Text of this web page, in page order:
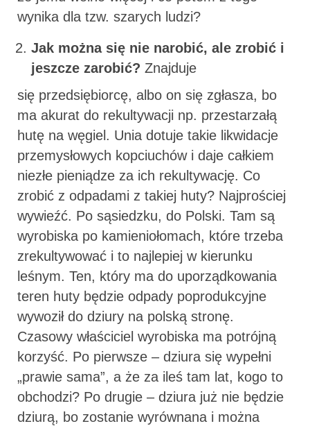
wynika dla tzw. szarych ludzi?
Jak można się nie narobić, ale zrobić i
jeszcze zarobić? Znajduje
się przedsiębiorcę, albo on się zgłasza, bo
ma akurat do rekultywacji np. przestarzałą
hutę na węgiel. Unia dotuje takie likwidacje
przemysłowych kopciuchów i daje całkiem
niezłe pieniądze za ich rekultywację. Co
zrobić z odpadami z takiej huty? Najprościej
wywieźć. Po sąsiedzku, do Polski. Tam są
wyrobiska po kamieniołomach, które trzeba
zrekultywować i to najlepiej w kierunku
leśnym. Ten, który ma do uporządkowania
teren huty będzie odpady poprodukcyjne
wywoził do dziury na polską stronę.
Czasowy właściciel wyrobiska ma potrójną
korzyść. Po pierwsze – dziura się wypełni
„prawie sama”, a że za ileś tam lat, kogo to
obchodzi? Po drugie – dziura już nie będzie
dziurą, bo zostanie wyrównana i można